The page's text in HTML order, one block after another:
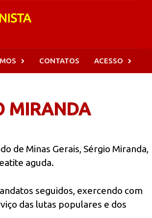
CONTATOS ACESSO
MIRANDA
de Minas Gerais, Sérgio Miranda,
aguda.
seguidos, exercendo com
das lutas populares e dos